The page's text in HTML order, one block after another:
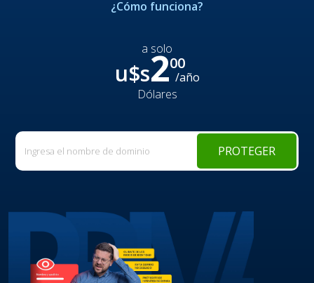
¿Cómo funciona?
a solo
u$s200
/año
Dólares
PROTEGER